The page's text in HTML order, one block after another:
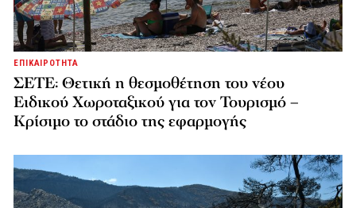
ΕΠΙΚΑΙΡΟΤΗΤΑ
ΣΕΤΕ: Θετική η θεσμοθέτηση του νέου
Ειδικού Χωροταξικού για τον Τουρισμό –
Κρίσιμο το στάδιο της εφαρμογής